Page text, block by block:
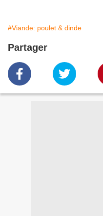
#Viande: poulet & dinde
Partager